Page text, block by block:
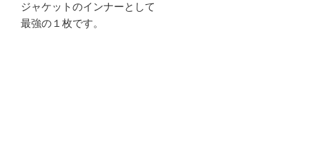
ジャケットのインナーとして
最強の１枚です。